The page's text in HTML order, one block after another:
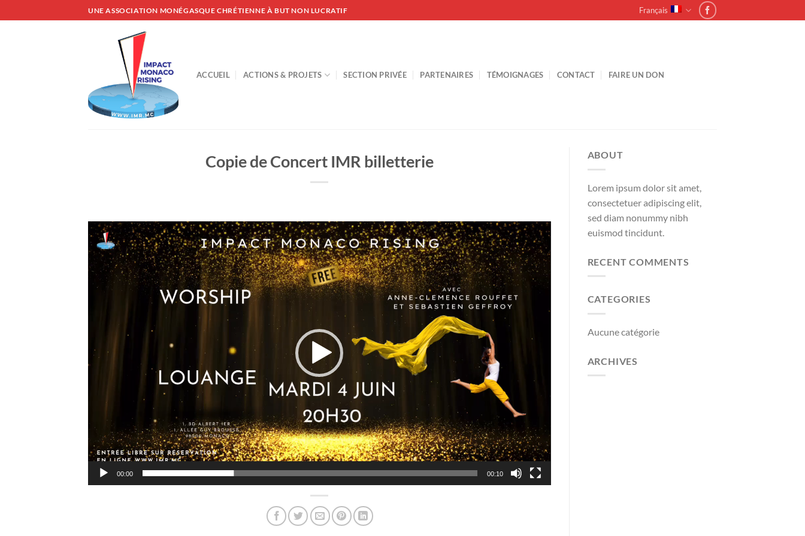
au
UNE ASSOCIATION MONÉGASQUE CHRÉTIENNE À BUT NON LUCRATIF Français
ACCUEIL ACTIONS & PROJETS SECTION PRIVÉE PARTENAIRES TÉMOIGNAGES CONTACT FAIRE UN DON
Copie de Concert IMR billetterie
Lecteur
vidéo
00:00 00:10
ABOUT
Lorem ipsum dolor sit amet,
consectetuer adipiscing elit,
sed diam nonummy nibh
euismod tincidunt.
RECENT COMMENTS
CATEGORIES
Aucune catégorie
ARCHIVES